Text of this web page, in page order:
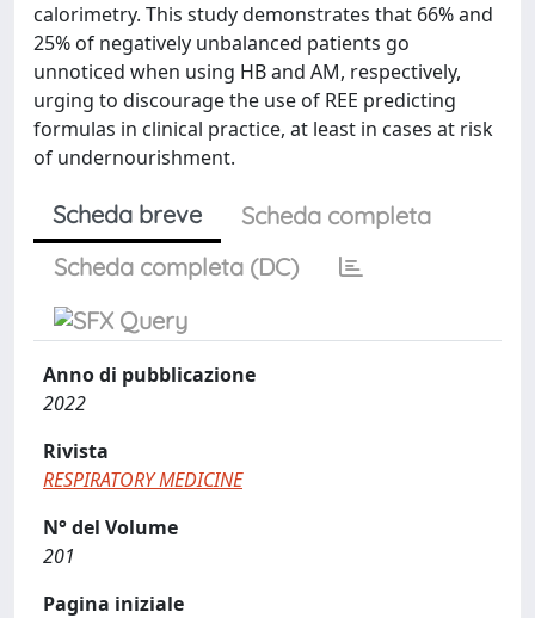
calorimetry. This study demonstrates that 66% and
25% of negatively unbalanced patients go
unnoticed when using HB and AM, respectively,
urging to discourage the use of REE predicting
formulas in clinical practice, at least in cases at risk
of undernourishment.
Scheda breve
Scheda completa
Scheda completa (DC)
Anno di pubblicazione
2022
Rivista
RESPIRATORY MEDICINE
N° del Volume
201
Pagina iniziale